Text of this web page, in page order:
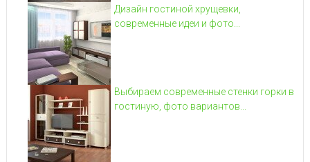
Дизайн гостиной хрущевки,
современные идеи и фото...
Выбираем современные стенки горки в
гостиную, фото вариантов...